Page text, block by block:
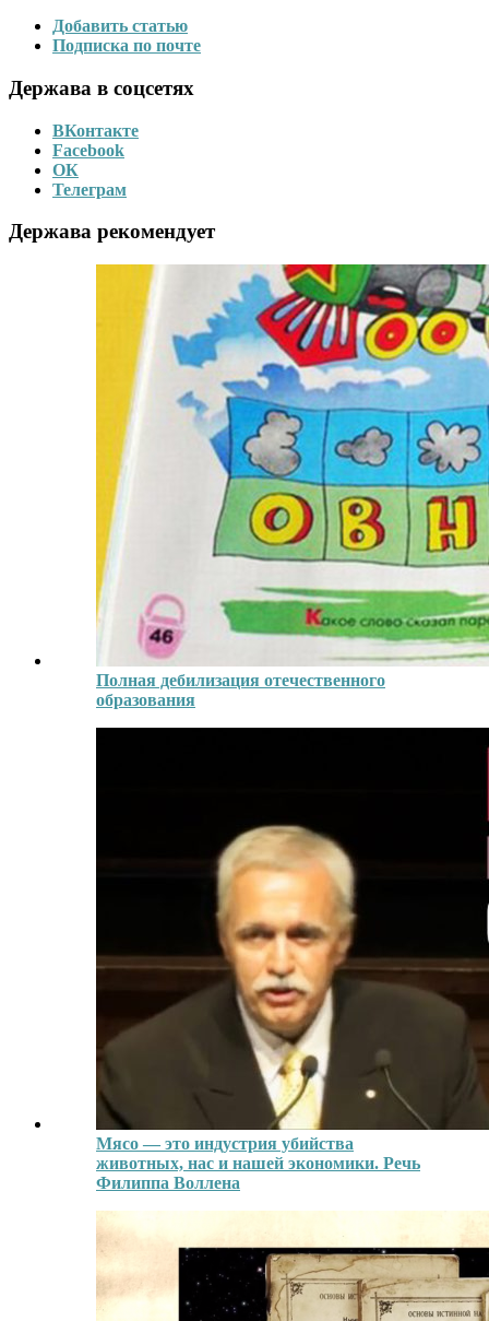
Добавить статью
Подписка по почте
Держава в соцсетях
ВКонтакте
Facebook
ОК
Телеграм
Держава рекомендует
Полная дебилизация отечественного
образования
Мясо — это индустрия убийства
животных, нас и нашей экономики. Речь
Филиппа Воллена